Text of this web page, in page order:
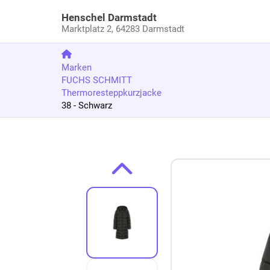
Henschel Darmstadt
Marktplatz 2, 64283 Darmstadt
Marken
FUCHS SCHMITT
Thermoresteppkurzjacke
38 - Schwarz
Zur Produktbeschreibung springen